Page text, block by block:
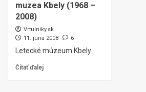
muzea Kbely (1968 –
2008)
Vrtulniky.sk
11. júna 2008
6
Letecké múzeum Kbely
Čítať ďalej